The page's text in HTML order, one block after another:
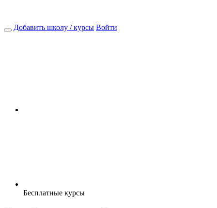
Добавить школу / курсы Войти
Бесплатные курсы